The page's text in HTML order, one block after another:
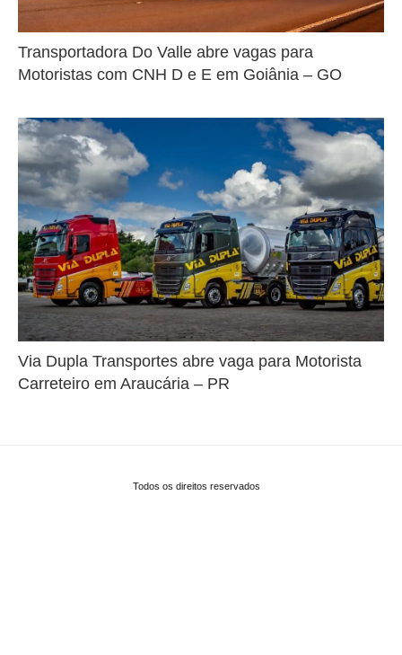
Transportadora Do Valle abre vagas para
Motoristas com CNH D e E em Goiânia – GO
Via Dupla Transportes abre vaga para Motorista
Carreteiro em Araucária – PR
Todos os direitos reservados